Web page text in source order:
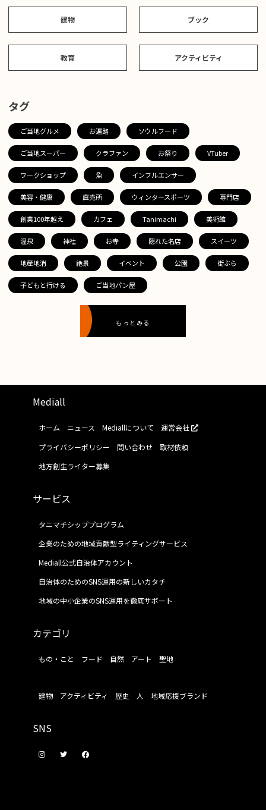
建物 ブック
教育 アクティビティ
タグ
ご当地グルメ お遍路 ソウルフード
ご当地スーパー クラファン お祭り VTuber
ワークショップ 魚 インフルエンサー
美容・健康 直売所 ウィンタースポーツ 専門店
創業100年越え カフェ Tanimachi 美術館
温泉 神社 お寺 隠れた名店 スイーツ
地産地消 絶景 イベント 公園 街ぶら
子どもと行ける ご当地パン屋
もっとみる
Mediall
ホーム ニュース Mediallについて
運営会社
プライバシーポリシー
問い合わせ
取材依頼
地方創生ライター募集
サービス
タニマチシッププログラム
企業のための地域貢献型ライティングサービス
Mediall公式自治体アカウント
自治体のためのSNS運用の新しいカタチ
地域の中小企業のSNS運用を徹底サポート
カテゴリ
もの・こと フード 自然 アート 聖地
建物 アクティビティ 歴史 人 地域応援ブランド
SNS